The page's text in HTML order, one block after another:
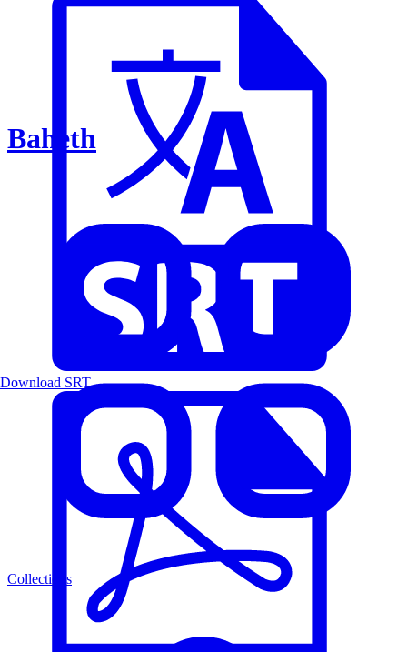
Baheth
Collections
Download SRT